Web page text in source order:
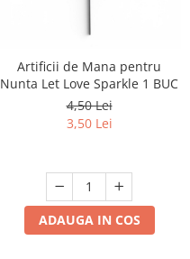
Artificii de Mana pentru
Nunta Let Love Sparkle 1 BUC
4,50 Lei
3,50 Lei
ADAUGA IN COS